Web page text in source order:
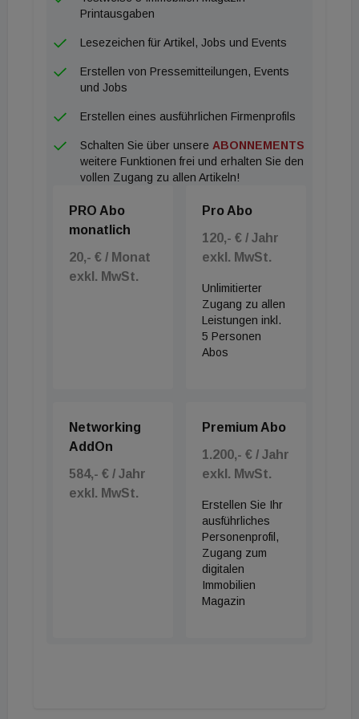
wider und zeigt auch den zukünftigen Weg, den wir
national und international gehen werden.", freut sich
wird die Kanzlei am selben Tag auch die Webseite
neuen Layout präsentieren. Kontakt für
Rückfragen: Mag. Nadja Holzer, holzer@hsp.law
Printausgaben
Lesezeichen für Artikel, Jobs und Events
Erstellen von Pressemitteilungen, Events
und Jobs
Erstellen eines ausführlichen Firmenprofils
Schalten Sie über unsere ABONNEMENTS
weitere Funktionen frei und erhalten Sie den
vollen Zugang zu allen Artikeln!
PRO Abo
monatlich
20,- € / Monat
exkl. MwSt.
Pro Abo
120,- € / Jahr
exkl. MwSt.
Unlimitierter
Zugang zu allen
Leistungen inkl.
5 Personen
Abos
Networking
AddOn
584,- € / Jahr
exkl. MwSt.
Premium Abo
1.200,- € / Jahr
exkl. MwSt.
Erstellen Sie Ihr
ausführliches
Personenprofil,
Zugang zum
digitalen
Immobilien
Magazin